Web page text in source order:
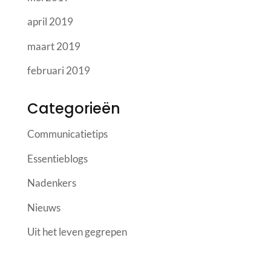
april 2019
maart 2019
februari 2019
Categorieën
Communicatietips
Essentieblogs
Nadenkers
Nieuws
Uit het leven gegrepen